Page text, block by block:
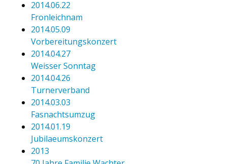
2014.06.22
Fronleichnam
2014.05.09
Vorbereitungskonzert
2014.04.27
Weisser Sonntag
2014.04.26
Turnerverband
2014.03.03
Fasnachtsumzug
2014.01.19
Jubilaeumskonzert
2013